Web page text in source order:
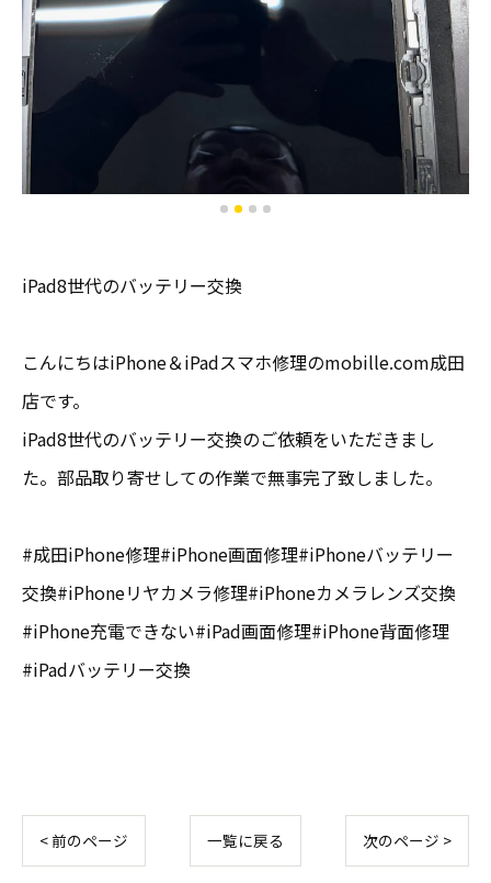
iPad8世代のバッテリー交換
こんにちはiPhone＆iPadスマホ修理のmobille.com成田
店です。
iPad8世代のバッテリー交換のご依頼をいただきまし
た。部品取り寄せしての作業で無事完了致しました。
#成田iPhone修理#iPhone画面修理#iPhoneバッテリー
交換#iPhoneリヤカメラ修理#iPhoneカメラレンズ交換
#iPhone充電できない#iPad画面修理#iPhone背面修理
#iPadバッテリー交換
< 前のページ 一覧に戻る 次のページ >